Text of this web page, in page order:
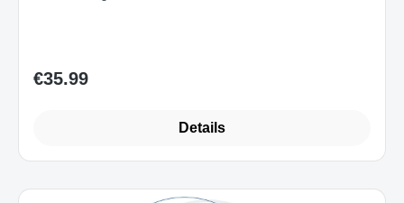
Regular price:
€35.99
Details